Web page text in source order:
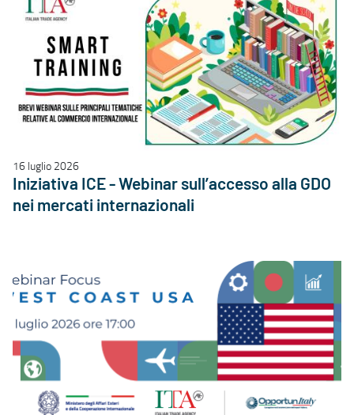
16 luglio 2026
Iniziativa ICE - Webinar sull’accesso alla GDO
nei mercati internazionali